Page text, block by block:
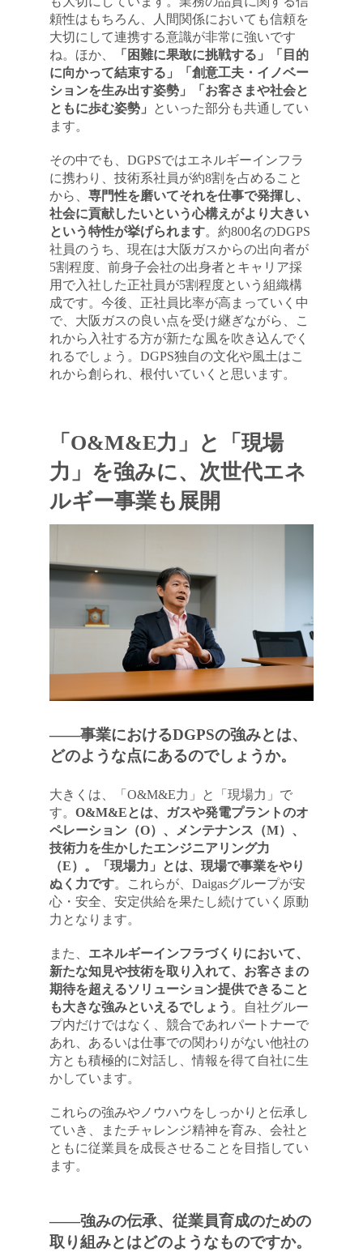
頼性はもちろん、人間関係においても信頼を
大切にして連携する意識が非常に強いです
ね。ほか、
「困難に果敢に挑戦する」「目的
に向かって結束する」「創意工夫・イノベー
ションを生み出す姿勢」「お客さまや社会と
ともに歩む姿勢」 といった部分も共通してい
ます。
その中でも、DGPSではエネルギーインフラ
に携わり、技術系社員が約8割を占めること
から、 専門性を磨いてそれを仕事で発揮し、
社会に貢献したいという心構えがより大きい
という特性が挙げられます。約800名のDGPS
社員のうち、現在は大阪ガスからの出向者が
5割程度、前身子会社の出身者とキャリア採
用で入社した正社員が5割程度という組織構
成です。今後、正社員比率が高まっていく中
で、大阪ガスの良い点を受け継ぎながら、こ
れから入社する方が新たな風を吹き込んでく
れるでしょう。DGPS独自の文化や風土はこ
れから創られ、根付いていくと思います。
「O&M&E力」と「現場
力」を強みに、次世代エネ
ルギー事業も展開
――事業におけるDGPSの強みとは、
どのような点にあるのでしょうか。
大きくは、「O&M&E力」と「現場力」で
す。 O&M&Eとは、ガスや発電プラントのオ
ペレーション（O）、メンテナンス（M）、
技術力を生かしたエンジニアリング力
（E）。「現場力」とは、現場で事業をやり
ぬく力です。これらが、Daigasグループが安
心・安全、安定供給を果たし続けていく原動
力となります。
また、 エネルギーインフラづくりにおいて、
新たな知見や技術を取り入れて、お客さまの
期待を超えるソリューション提供できること
も大きな強みといえるでしょう 。自社グルー
プ内だけではなく、競合であれパートナーで
あれ、あるいは仕事での関わりがない他社の
方とも積極的に対話し、情報を得て自社に生
かしています。
これらの強みやノウハウをしっかりと伝承し
ていき、またチャレンジ精神を育み、会社と
ともに従業員を成長させることを目指してい
ます。
――強みの伝承、従業員育成のための
取り組みとはどのようなものですか。